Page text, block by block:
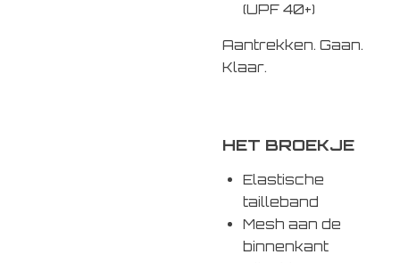
(UPF 40+)
Aantrekken. Gaan.
Klaar.
HET BROEKJE
Elastische
tailleband
Mesh aan de
binnenkant